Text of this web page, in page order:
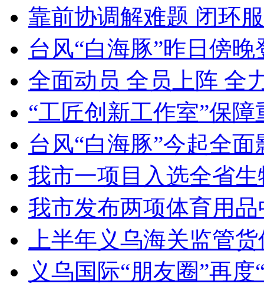
靠前协调解难题 闭环
台风“白海豚”昨日傍
全面动员 全员上阵 全
“工匠创新工作室”保
台风“白海豚”今起全面
我市一项目入选全省
我市发布两项体育用
上半年义乌海关监管
义乌国际“朋友圈”再度